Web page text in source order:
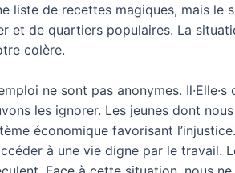
liste de recettes magiques, mais le
et de quartiers populaires. La
colère.
ne sont pas anonymes.
les ignorer. Les jeunes dont
économique favorisant
à une vie digne par le travail.